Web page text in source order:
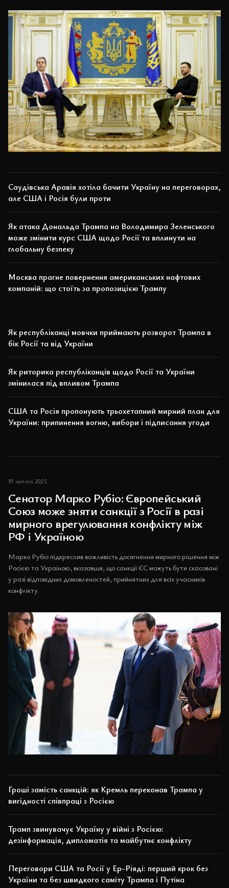
Саудівська Аравія хотіла бачити Україну на переговорах,
але США і Росія були проти
Як атака Дональда Трампа на Володимира Зеленського
може змінити курс США щодо Росії та вплинути на
глобальну безпеку
Москва прагне повернення американських нафтових
компаній: що стоїть за пропозицією Трампу
Як республіканці мовчки приймають розворот Трампа в
бік Росії та від України
Як риторика республіканців щодо Росії та України
змінилася під впливом Трампа
США та Росія пропонують трьохетапний мирний план для
України: припинення вогню, вибори і підписання угоди
19 лютого 2025
Сенатор Марко Рубіо: Європейський
Союз може зняти санкції з Росії в разі
мирного врегулювання конфлікту між
РФ і Україною
Марко Рубіо підкреслив важливість досягнення мирного рішення між
Росією та Україною, вказавши, що санкції ЄС можуть бути скасовані
у разі відповідних домовленостей, прийнятних для всіх учасників
конфлікту.
Гроші замість санкцій: як Кремль переконав Трампа у
вигідності співпраці з Росією
Трамп звинувачує Україну у війні з Росією:
дезінформація, дипломатія та майбутнє конфлікту
Переговори США та Росії у Ер-Ріяді: перший крок без
України та без швидкого саміту Трампа і Путіна